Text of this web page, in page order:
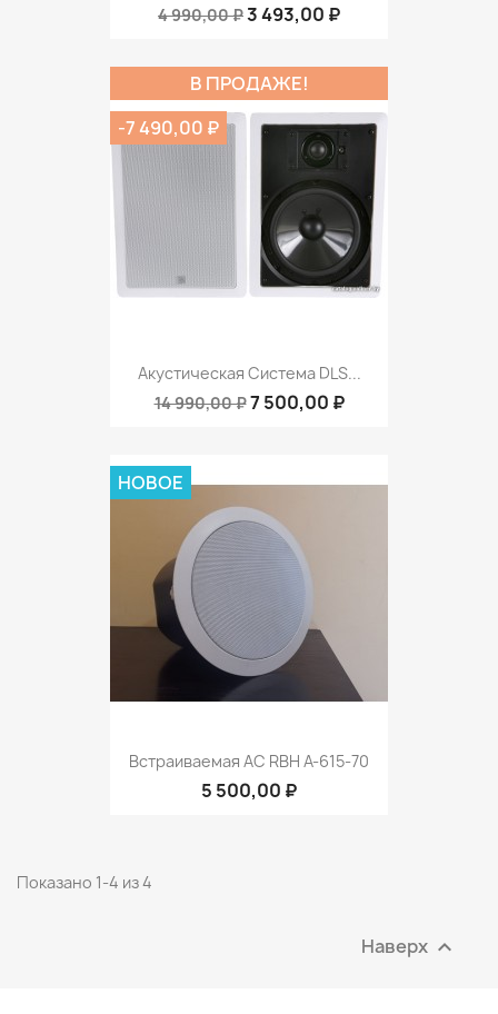
4 990,00 ₽3 493,00 ₽
Акустическая Система DLS...
14 990,00 ₽7 500,00 ₽
В ПРОДАЖЕ!
-7 490,00 ₽
Встраиваемая АС RBH A-615-70
5 500,00 ₽
НОВОЕ
Показано 1-4 из 4
Наверх 